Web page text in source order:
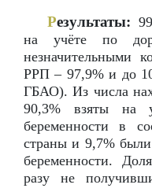
Результаты:
на учёте по
незначительными
РРП – 97,9% и до
ГБАО). Из числа
90,3% взяты на
беременности в
страны и 9,7%
беременности.
разу не